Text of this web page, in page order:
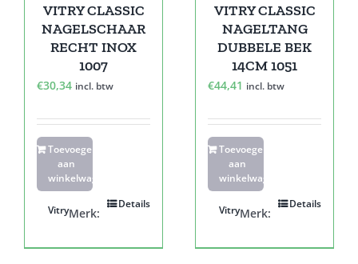
VITRY CLASSIC
NAGELSCHAAR
RECHT INOX
1007
€30,34 incl. btw
Toevoegen
aan
winkelwagen
Details
Merk:
Vitry
VITRY CLASSIC
NAGELTANG
DUBBELE BEK
14CM 1051
€44,41 incl. btw
Toevoegen
aan
winkelwagen
Details
Merk:
Vitry